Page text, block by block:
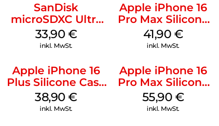
SanDisk
microSDXC Ultra
128 GB + Adapter
Mobile
33,90 €
inkl. MwSt.
Apple iPhone 16
Pro Max Silicone
Case MagSafe
Ultramarine
41,90 €
inkl. MwSt.
Apple iPhone 16
Plus Silicone Case
MagSafe Denim
38,90€
inkl. MwSt.
Apple iPhone 16
Pro Max Silicone
Case MagSafe
Stone Gray
55,90 €
inkl. MwSt.